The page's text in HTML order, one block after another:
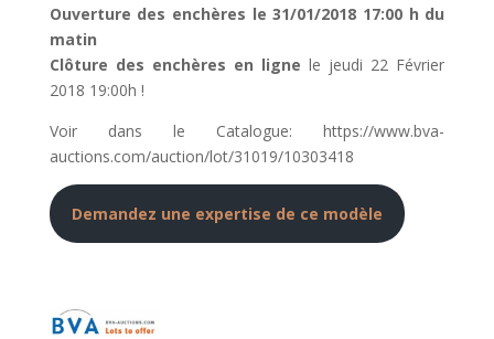
Ouverture des enchères le 31/01/2018 17:00 h du
matin
Clôture des enchères en lignele jeudi 22 Février
2018 19:00h !
Voir dans le Catalogue: https://www.bva-
auctions.com/auction/lot/31019/10303418
Demandez une expertise de ce modèle